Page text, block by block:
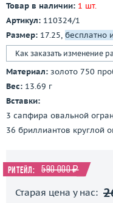
3D-тур по шоуруму
Товар в наличии: 1 шт.
Артикул: 110324/1
Размер: 17.25, бесплатно
Как заказать изменение
Материал: золото 750
Вес: 13.69 г
Вставки:
3 сапфира овальной
36 бриллиантов круглой
Ритейл: 590 000 ₽
Старая цена у нас: